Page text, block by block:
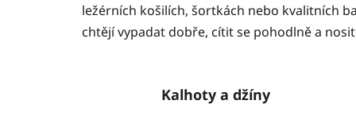
ležérních košilích, šortkách nebo kvalitních
chtějí vypadat dobře, cítit se pohodlně a
Kalhoty a džíny